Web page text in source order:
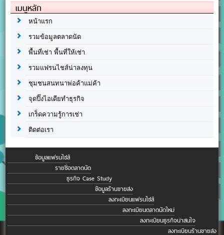
เมนูหลัก
หน้าแรก
รวมข้อมูลตลาดนัด
พื้นที่เช่า พื้นที่ให้เช่า
รวมแฟรนไชส์น่าลงทุน
ชุมชนสนทนาพ่อค้าแม่ค้า
จุดปิ๊งไอเดียทำธุรกิจ
เกร็ดความรู้การเช่า
ติดต่อเรา
ข้อมูลแฟรนไชส์
รายชื่อตลาดนัด
ธุรกิจ Case Study
ข้อมูลร้านขายส่ง
ลงทะเบียนแฟรนไชส์
ลงทะเบียนตลาดนัดใหม่
ลงทะเบียนธุรกิจน่าสนใจ
ลงทะเบียนร้านขายส่ง